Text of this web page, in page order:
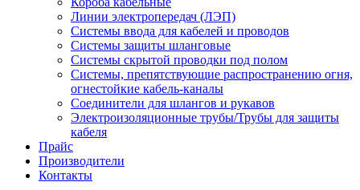
Линии электропередач (ЛЭП)
Системы ввода для кабелей и проводов
Системы защиты шланговые
Системы скрытой проводки под полом
Системы, препятствующие распространению огня,
огнестойкие кабель-каналы
Соединители для шлангов и рукавов
Электроизоляционные трубы/Трубы для защиты
кабеля
Прайс
Производители
Контакты